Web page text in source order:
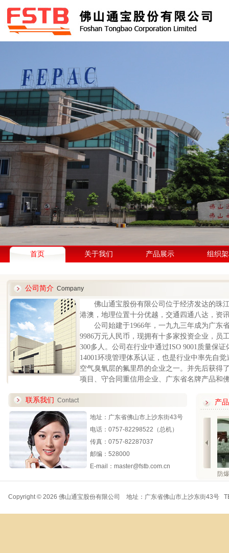
首页 关于我们 产品展示 组织
公司简介 Company
佛山通宝股份有限公司位于经济发达的珠
港澳，地理位置十分优越，交通四通八达，资
公司始建于1966年，一九九三年成为广东
9986万元人民币，现拥有十多家投资企业，员
300多人。公司在行业中通过ISO 9001 质量保证
14001环境管理体系认证，也是行业中率先自
空气臭氧层的氟里昂的企业之一。并先后获得
项目、守合同重信用企业、广东省名牌产品和
联系我们 Contact
地址：广东省佛山市上沙东街43号
电话：0757-82298522（总机）
传真：0757-82287037
邮编：528000
E-mail：master@fstb.com.cn
产
K—E
Copyright © 2026 佛山通宝股份有限公司 地址：广东省佛山市上沙东街43